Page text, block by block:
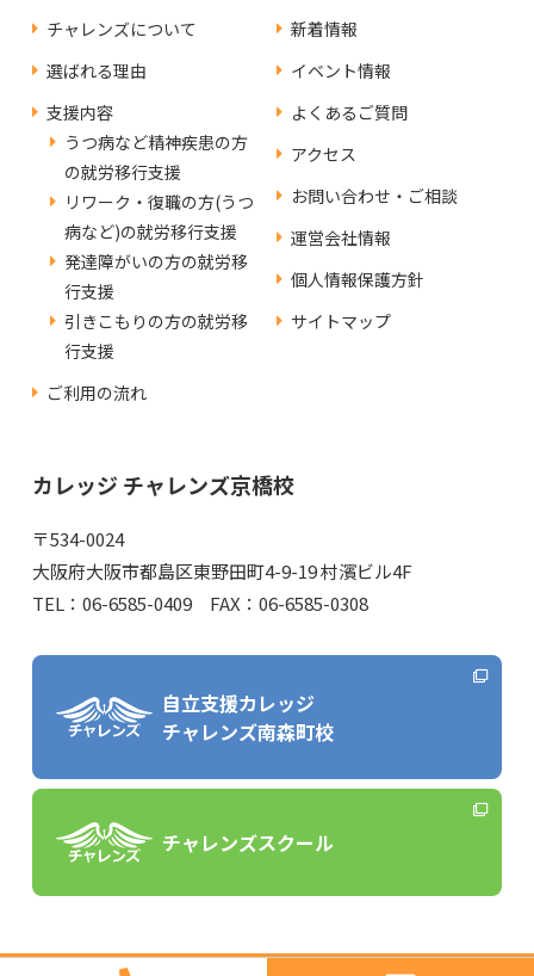
チャレンズについて
選ばれる理由
支援内容
うつ病など精神疾患の方
の就労移行支援
リワーク・復職の方(うつ
病など)の就労移行支援
発達障がいの方の就労移
行支援
引きこもりの方の就労移
行支援
ご利用の流れ
新着情報
イベント情報
よくあるご質問
アクセス
お問い合わせ・ご相談
運営会社情報
個人情報保護方針
サイトマップ
カレッジ チャレンズ京橋校
〒534-0024
大阪府大阪市都島区東野田町4-9-19 村濱ビル4F
TEL：06-6585-0409 FAX：06-6585-0308
自立支援カレッジ
チャレンズ南森町校
チャレンズスクール